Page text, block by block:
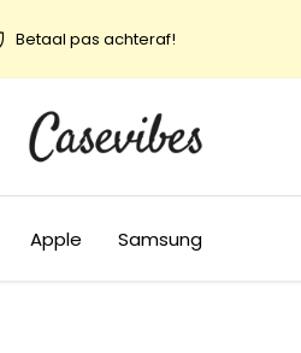
Betaal pas achteraf!
Apple Samsung